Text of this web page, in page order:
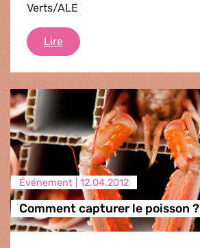
Verts/ALE
LireBriefing des Coprésidents
Événement | 12.04.2012
Comment capturer le poisson ?